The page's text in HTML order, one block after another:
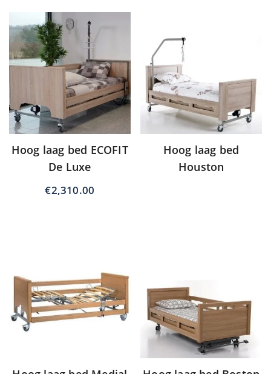
Hoog laag bed ECOFIT
De Luxe
€2,310.00
Hoog laag bed
Houston